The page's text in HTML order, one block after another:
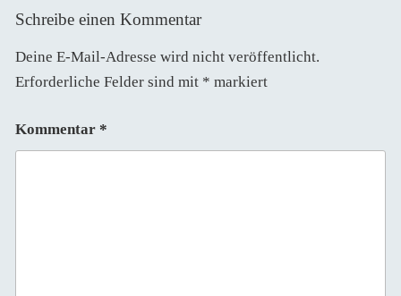
Schreibe einen Kommentar
Deine E-Mail-Adresse wird nicht veröffentlicht.
Erforderliche Felder sind mit * markiert
Kommentar *